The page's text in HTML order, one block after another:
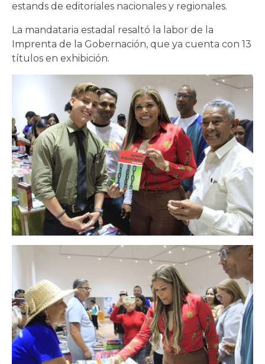
estands de editoriales nacionales y regionales.
La mandataria estadal resaltó la labor de la
Imprenta de la Gobernación, que ya cuenta con 13
títulos en exhibición.